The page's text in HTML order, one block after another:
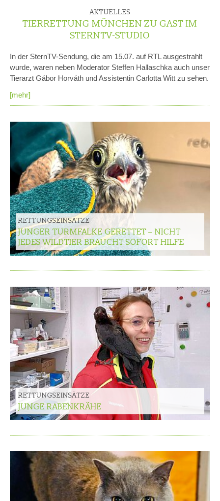
AKTUELLES
TIERRETTUNG MÜNCHEN ZU GAST IM
STERNTV-STUDIO
In der SternTV-Sendung, die am 15.07. auf RTL ausgestrahlt
wurde, waren neben Moderator Steffen Hallaschka auch unser
Tierarzt Gábor Horváth und Assistentin Carlotta Witt zu sehen.
[mehr]
RETTUNGSEINSÄTZE
JUNGER TURMFALKE GERETTET – NICHT
JEDES WILDTIER BRAUCHT SOFORT HILFE
RETTUNGSEINSÄTZE
JUNGE RABENKRÄHE